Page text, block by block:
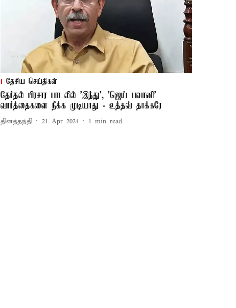
தேசிய செய்திகள்
தேர்தல் பிரசார பாடலில் 'இந்து', 'ஜெய் பவானி'
வார்த்தைகளை நீக்க முடியாது - உத்தவ் தாக்கரே
தினத்தந்தி 21 Apr 2024 1 min read